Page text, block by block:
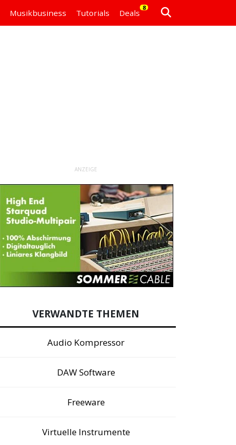
Musikbusiness Tutorials Deals
8
ANZEIGE
VERWANDTE THEMEN
Audio Kompressor
DAW Software
Freeware
Virtuelle Instrumente